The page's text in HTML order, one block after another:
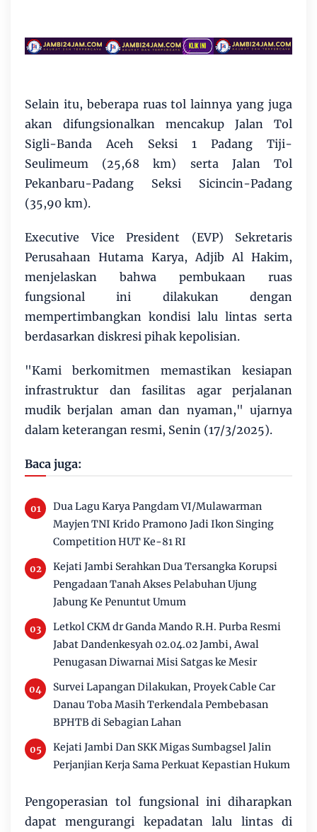
Selain itu, beberapa ruas tol lainnya yang juga
akan difungsionalkan mencakup Jalan Tol
Sigli-Banda Aceh Seksi 1 Padang Tiji-
Seulimeum (25,68 km) serta Jalan Tol
Pekanbaru-Padang Seksi Sicincin-Padang
(35,90 km).
Executive Vice President (EVP) Sekretaris
Perusahaan Hutama Karya, Adjib Al Hakim,
menjelaskan bahwa pembukaan ruas
fungsional ini dilakukan dengan
mempertimbangkan kondisi lalu lintas serta
berdasarkan diskresi pihak kepolisian.
"Kami berkomitmen memastikan kesiapan
infrastruktur dan fasilitas agar perjalanan
mudik berjalan aman dan nyaman," ujarnya
dalam keterangan resmi, Senin (17/3/2025).
Baca juga:
Dua Lagu Karya Pangdam VI/Mulawarman
Mayjen TNI Krido Pramono Jadi Ikon Singing
Competition HUT Ke-81 RI
Kejati Jambi Serahkan Dua Tersangka Korupsi
Pengadaan Tanah Akses Pelabuhan Ujung
Jabung Ke Penuntut Umum
Letkol CKM dr Ganda Mando R.H. Purba Resmi
Jabat Dandenkesyah 02.04.02 Jambi, Awal
Penugasan Diwarnai Misi Satgas ke Mesir
Survei Lapangan Dilakukan, Proyek Cable Car
Danau Toba Masih Terkendala Pembebasan
BPHTB di Sebagian Lahan
Kejati Jambi Dan SKK Migas Sumbagsel Jalin
Perjanjian Kerja Sama Perkuat Kepastian Hukum
Pengoperasian tol fungsional ini diharapkan
dapat mengurangi kepadatan lalu lintas di